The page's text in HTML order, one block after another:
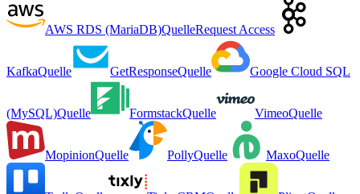
AWS RDS (MariaDB)QuelleRequest Access
KafkaQuelle GetResponseQuelle Google Cloud SQL
(MySQL)Quelle FormstackQuelle VimeoQuelle
MopinionQuelle PollyQuelle MaxoQuelle